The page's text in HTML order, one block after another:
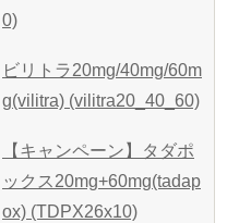
0)
ビリトラ20mg/40mg/60m
g(vilitra) (vilitra20_40_60)
【キャンペーン】タダポ
ックス20mg+60mg(tadap
ox) (TDPX26x10)